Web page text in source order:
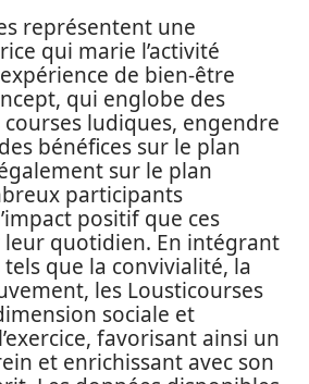
représentent une
qui marie l’activité
de bien-être
qui englobe des
ludiques, engendre
bénéfices sur le plan
sur le plan
participants
positif que ces
quotidien. En intégrant
que la convivialité, la
les Lousticourses
sociale et
favorisant ainsi un
et enrichissant avec son